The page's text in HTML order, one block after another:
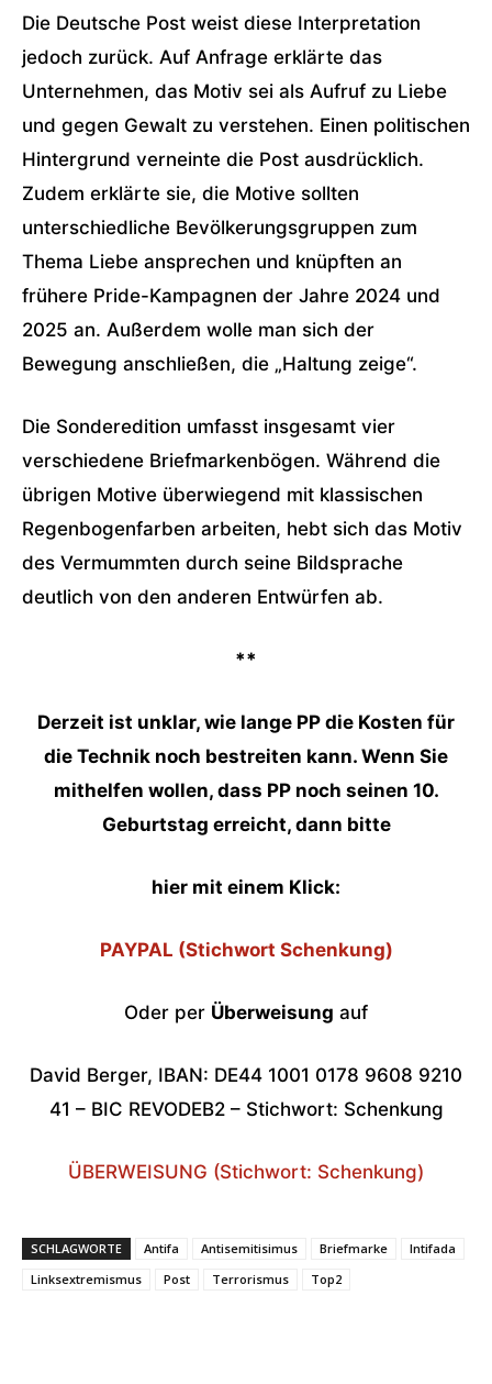
Die Deutsche Post weist diese Interpretation
jedoch zurück. Auf Anfrage erklärte das
Unternehmen, das Motiv sei als Aufruf zu Liebe
und gegen Gewalt zu verstehen. Einen politischen
Hintergrund verneinte die Post ausdrücklich.
Zudem erklärte sie, die Motive sollten
unterschiedliche Bevölkerungsgruppen zum
Thema Liebe ansprechen und knüpften an
frühere Pride-Kampagnen der Jahre 2024 und
2025 an. Außerdem wolle man sich der
Bewegung anschließen, die „Haltung zeige“.
Die Sonderedition umfasst insgesamt vier
verschiedene Briefmarkenbögen. Während die
übrigen Motive überwiegend mit klassischen
Regenbogenfarben arbeiten, hebt sich das Motiv
des Vermummten durch seine Bildsprache
deutlich von den anderen Entwürfen ab.
**
Derzeit ist unklar, wie lange PP die Kosten für
die Technik noch bestreiten kann. Wenn Sie
mithelfen wollen, dass PP noch seinen 10.
Geburtstag erreicht, dann bitte
hier mit einem Klick:
PAYPAL (Stichwort Schenkung)
Oder per Überweisung auf
David Berger, IBAN: DE44 1001 0178 9608 9210
41 – BIC REVODEB2 – Stichwort: Schenkung
ÜBERWEISUNG (Stichwort: Schenkung)
SCHLAGWORTE Antifa Antisemitisimus Briefmarke
Intifada
Linksextremismus
Post Terrorismus Top2